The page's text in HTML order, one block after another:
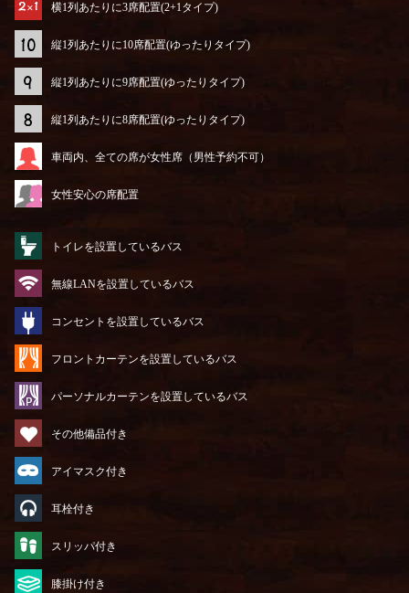
横1列あたりに3席配置(2+1タイプ)
縦1列あたりに10席配置(ゆったりタイプ)
縦1列あたりに9席配置(ゆったりタイプ)
縦1列あたりに8席配置(ゆったりタイプ)
車両内、全ての席が女性席（男性予約不可）
女性安心の席配置
トイレを設置しているバス
無線LANを設置しているバス
コンセントを設置しているバス
フロントカーテンを設置しているバス
パーソナルカーテンを設置しているバス
その他備品付き
アイマスク付き
耳栓付き
スリッパ付き
膝掛け付き